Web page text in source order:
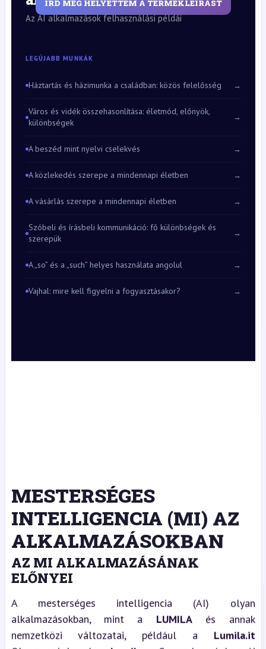
ÍRD MEG HELYETTEM A TERMÉKLEÍRÁST
Az AI alkalmazások felhasználási példái
LEGÚJABB MUNKÁK
Háztartás és házimunka a családban: közös felelősség →
Város és vidék összehasonlítása: életmód, előnyök,
különbségek
→
A beszéd mint nyelvi cselekvés →
A közlekedés szerepe a mindennapi életben →
A vásárlás szerepe a mindennapi életben →
Szóbeli és írásbeli kommunikáció: fő különbségek és
szerepük
→
A „so” és a „such” helyes használata angolul →
Vajhal: mire kell figyelni a fogyasztásakor? →
MESTERSÉGES
INTELLIGENCIA (MI) AZ
ALKALMAZÁSOKBAN
AZ MI ALKALMAZÁSÁNAK
ELŐNYEI
A mesterséges intelligencia (AI) olyan
alkalmazásokban, mint a LUMILAés annak
nemzetközi változatai, például a Lumila.it